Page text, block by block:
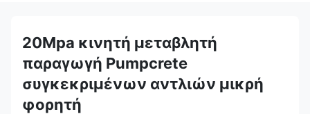
20Mpa κινητή μεταβλητή
παραγωγή Pumpcrete
συγκεκριμένων αντλιών μικρή
φορητή